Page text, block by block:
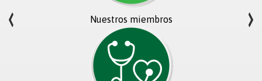
Anterior Nuestros miembros